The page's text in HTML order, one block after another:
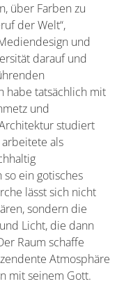
über Farben zu
der Welt“,
und
darauf und
habe tatsächlich mit
und
studiert
arbeitete als
ein gotisches
lässt sich nicht
sondern die
Licht, die dann
Raum schaffe
Atmosphäre
mit seinem Gott.